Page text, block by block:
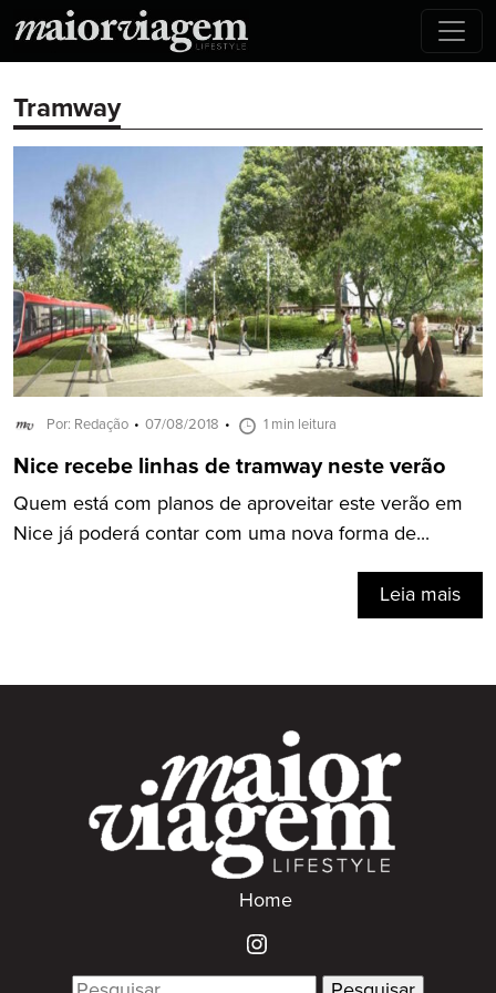
Tramway
Por: Redação 07/08/2018 1 min leitura
Nice recebe linhas de tramway neste verão
Quem está com planos de aproveitar este verão em
Nice já poderá contar com uma nova forma de...
Leia mais
Home
Search